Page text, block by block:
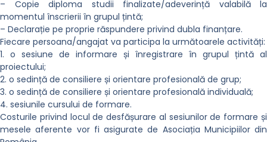
– Copie diploma studii finalizate/adeverință valabilă la
momentul înscrierii în grupul țintă;
– Declarație pe proprie răspundere privind dubla finanțare.
Fiecare persoana/angajat va participa la următoarele activități:
1. o sesiune de informare și înregistrare în grupul țintă al
proiectului;
2. o sedință de consiliere și orientare profesională de grup;
3. o sedință de consiliere și orientare profesională individuală;
4. sesiunile cursului de formare.
Costurile privind locul de desfășurare al sesiunilor de formare și
mesele aferente vor fi asigurate de Asociația Municipiilor din